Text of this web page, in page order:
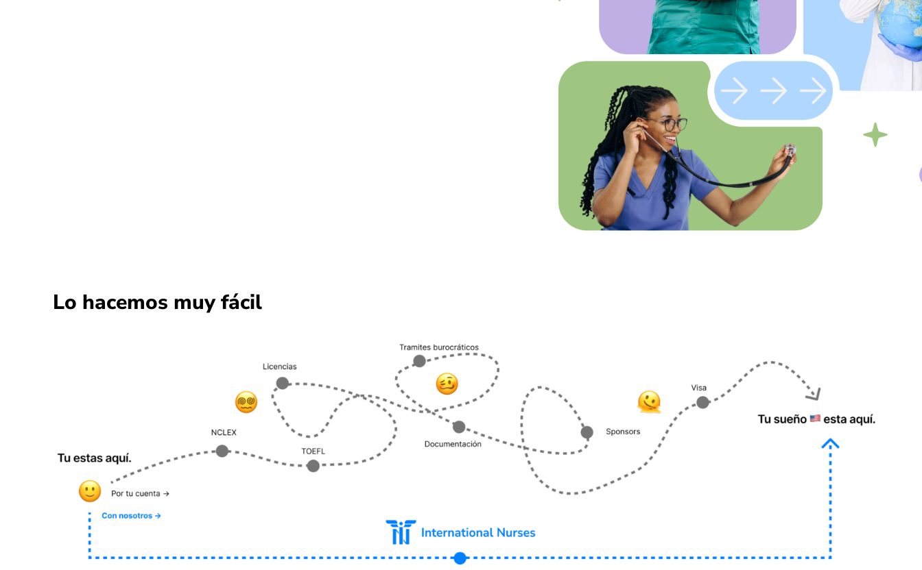
Lo hacemos muy fácil​